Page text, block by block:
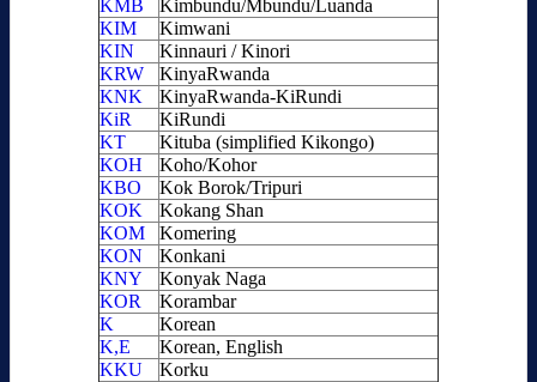
KMB
Kimbundu/Mbundu/Luanda
KIM
Kimwani
KIN
Kinnauri / Kinori
KRW
KinyaRwanda
KNK
KinyaRwanda-KiRundi
KiR
KiRundi
KT
Kituba (simplified Kikongo)
KOH
Koho/Kohor
KBO
Kok Borok/Tripuri
KOK
Kokang Shan
KOM
Komering
KON
Konkani
KNY
Konyak Naga
KOR
Korambar
K
Korean
K,E
Korean, English
KKU
Korku